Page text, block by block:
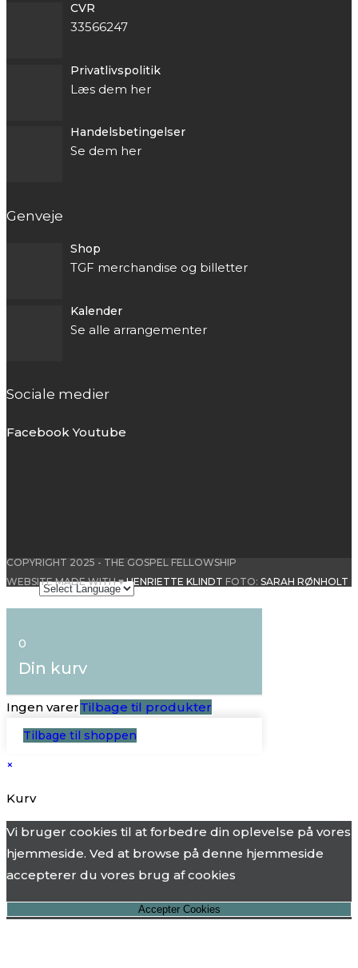
CVR
33566247
Privatlivspolitik
Læs dem her
Handelsbetingelser
Se dem her
Genveje
Shop
TGF merchandise og billetter
Kalender
Se alle arrangementer
Sociale medier
Facebook Youtube
COPYRIGHT 2025 - THE GOSPEL FELLOWSHIP
WEBSITE MADE WITH ♥HENRIETTE KLINDT FOTO: SARAH RØNHOLT
0
Din kurv
Ingen varerTilbage til produkter
Tilbage til shoppen
×
Kurv
Vi bruger cookies til at forbedre din oplevelse på vores
hjemmeside. Ved at browse på denne hjemmeside
accepterer du vores brug af cookies
Accepter Cookies